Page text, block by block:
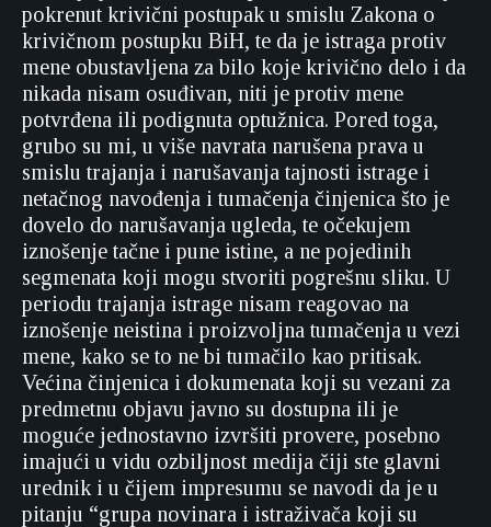
pokrenut krivični postupak u smislu Zakona o
krivičnom postupku BiH, te da je istraga protiv
mene obustavljena za bilo koje krivično delo i da
nikada nisam osuđivan, niti je protiv mene
potvrđena ili podignuta optužnica. Pored toga,
grubo su mi, u više navrata narušena prava u
smislu trajanja i narušavanja tajnosti istrage i
netačnog navođenja i tumačenja činjenica što je
dovelo do narušavanja ugleda, te očekujem
iznošenje tačne i pune istine, a ne pojedinih
segmenata koji mogu stvoriti pogrešnu sliku. U
periodu trajanja istrage nisam reagovao na
iznošenje neistina i proizvoljna tumačenja u vezi
mene, kako se to ne bi tumačilo kao pritisak.
Većina činjenica i dokumenata koji su vezani za
predmetnu objavu javno su dostupna ili je
moguće jednostavno izvršiti provere, posebno
imajući u vidu ozbiljnost medija čiji ste glavni
urednik i u čijem impresumu se navodi da je u
pitanju “grupa novinara i istraživača koji su